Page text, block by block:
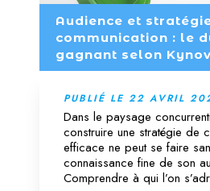
Audience et
communication : le
gagnant selon
PUBLIÉ LE 22 AVRIL
Dans le paysage
construire une stratégie de
efficace ne peut se faire
connaissance fine de son
Comprendre à qui l’on